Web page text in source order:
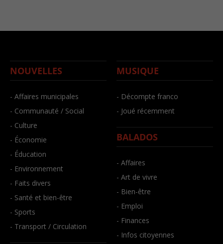
NOUVELLES
- Affaires municipales
- Communauté / Social
- Culture
- Économie
- Éducation
- Environnement
- Faits divers
- Santé et bien-être
- Sports
- Transport / Circulation
MUSIQUE
- Décompte franco
- Joué récemment
BALADOS
- Affaires
- Art de vivre
- Bien-être
- Emploi
- Finances
- Infos citoyennes